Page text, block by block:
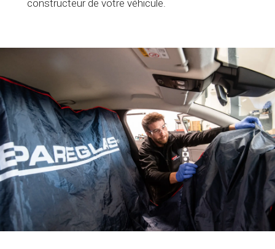
constructeur de votre véhicule.